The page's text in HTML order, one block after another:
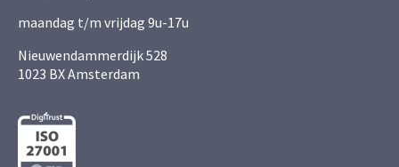
maandag t/m vrijdag 9u-17u
Nieuwendammerdijk 528
1023 BX Amsterdam